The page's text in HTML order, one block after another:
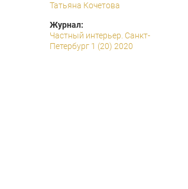
Татьяна Кочетова
Журнал:
Частный интерьер. Санкт-
Петербург 1 (20) 2020